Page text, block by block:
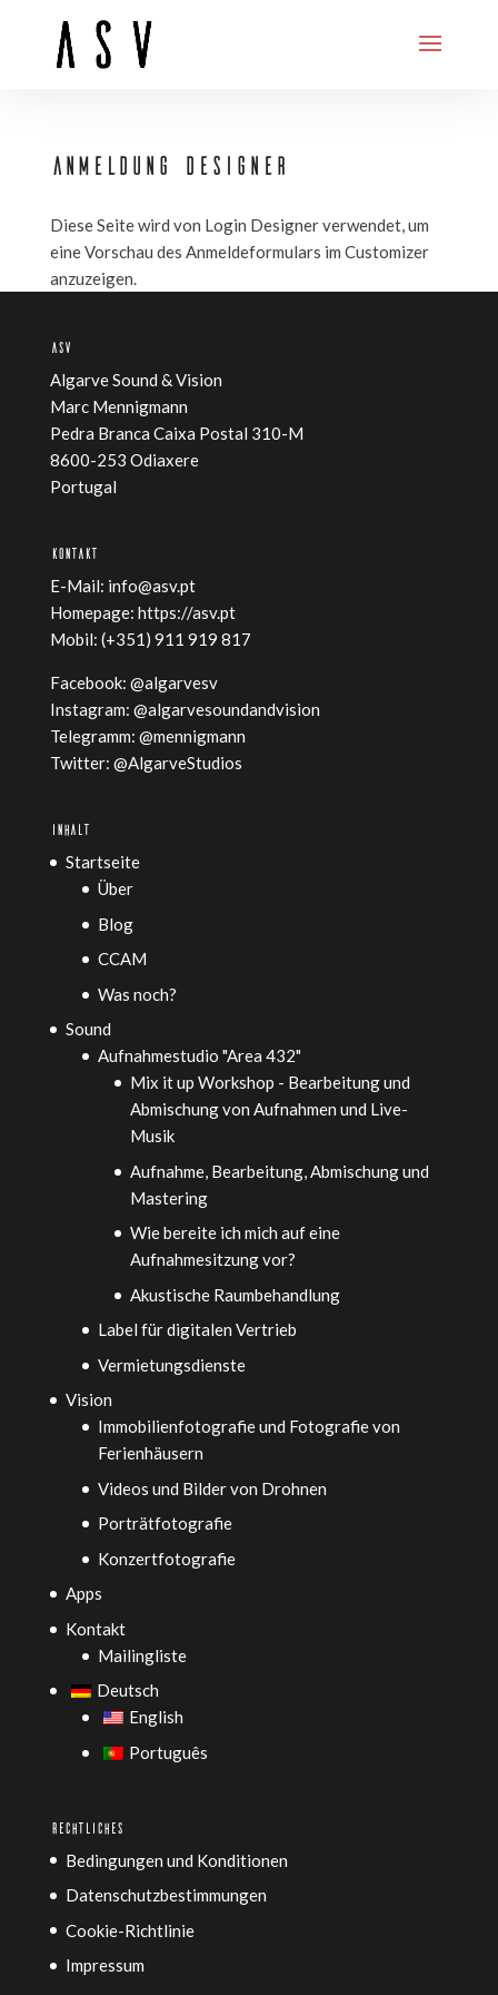
ANMELDUNG DESIGNER
Diese Seite wird von Login Designer verwendet, um
eine Vorschau des Anmeldeformulars im Customizer
anzuzeigen.
ASV
Algarve Sound & Vision
Marc Mennigmann
Pedra Branca Caixa Postal 310-M
8600-253 Odiaxere
Portugal
KONTAKT
E-Mail: info@asv.pt
Homepage: https://asv.pt
Mobil: (+351) 911 919 817
Facebook: @algarvesv
Instagram: @algarvesoundandvision
Telegramm: @mennigmann
Twitter: @AlgarveStudios
INHALT
Startseite
Über
Blog
CCAM
Was noch?
Sound
Aufnahmestudio "Area 432"
Mix it up Workshop - Bearbeitung und
Abmischung von Aufnahmen und Live-
Musik
Aufnahme, Bearbeitung, Abmischung und
Mastering
Wie bereite ich mich auf eine
Aufnahmesitzung vor?
Akustische Raumbehandlung
Label für digitalen Vertrieb
Vermietungsdienste
Vision
Immobilienfotografie und Fotografie von
Ferienhäusern
Videos und Bilder von Drohnen
Porträtfotografie
Konzertfotografie
Apps
Kontakt
Mailingliste
Deutsch
English
Português
RECHTLICHES
Bedingungen und Konditionen
Datenschutzbestimmungen
Cookie-Richtlinie
Impressum